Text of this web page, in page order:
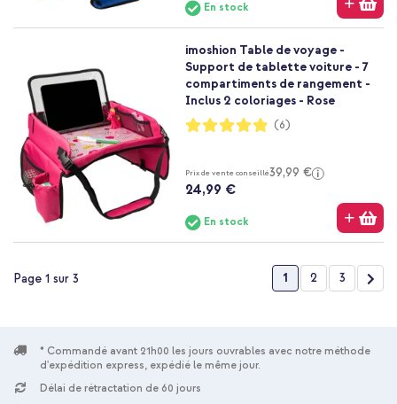
En stock
imoshion Table de voyage -
Support de tablette voiture - 7
compartiments de rangement -
Inclus 2 coloriages - Rose
Notation:
97%
(6)
Prix de vente conseillé39,99 €
24,99 €
En stock
Page 1 sur 3 PageVous lisez
1 Page
2 Page
3
* Commandé avant 21h00 les jours ouvrables avec notre méthode
d'expédition express, expédié le même jour.
Délai de rétractation de 60 jours